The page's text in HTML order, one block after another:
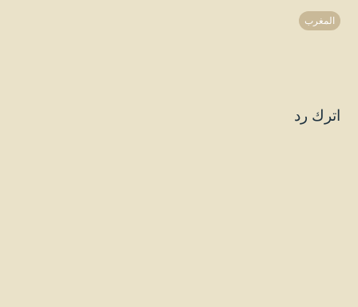
المغرب
اترك رد